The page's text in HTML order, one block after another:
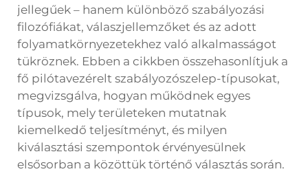
jellegűek – hanem különböző szabályozási
filozófiákat, válaszjellemzőket és az adott
folyamatkörnyezetekhez való alkalmasságot
tükröznek. Ebben a cikkben összehasonlítjuk a
fő pilótavezérelt szabályozószelep-típusokat,
megvizsgálva, hogyan működnek egyes
típusok, mely területeken mutatnak
kiemelkedő teljesítményt, és milyen
kiválasztási szempontok érvényesülnek
elsősorban a közöttük történő választás során.